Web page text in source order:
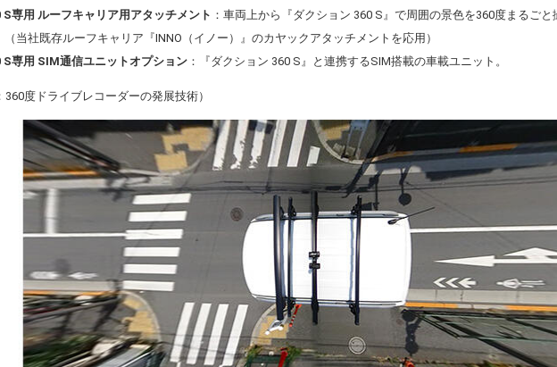
S専用 ルーフキャリア用アタッチメント ：車両上から『ダクション 360 S』で周囲の景色を360度まるご
当社既存ルーフキャリア『INNO（イノー）』のカヤックアタッチメントを応用）
S専用 SIM通信ユニットオプション ：『ダクション 360 S』 と連携するSIM搭載の車載ユニット。
360度ドライブレコーダーの発展技術）